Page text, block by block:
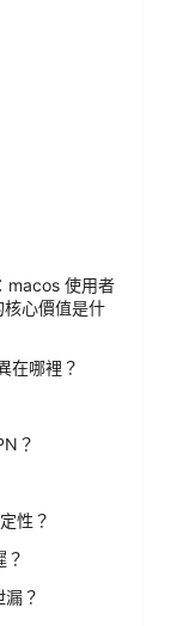
macos 使用者
心價值是什
在哪裡？
？
性？
？
？